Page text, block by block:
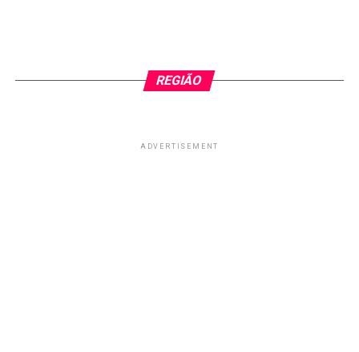
REGIÃO
ADVERTISEMENT